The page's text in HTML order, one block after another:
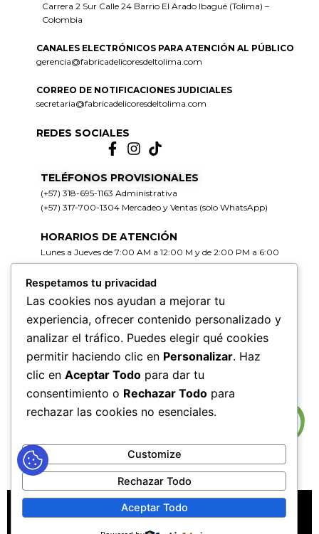
Carrera 2 Sur Calle 24 Barrio El Arado Ibagué (Tolima) –
Colombia
CANALES ELECTRÓNICOS PARA ATENCIÓN AL PÚBLICO
gerencia@fabricadelicoresdeltolima.com
CORREO DE NOTIFICACIONES JUDICIALES
secretaria@fabricadelicoresdeltolima.com
REDES SOCIALES
TELÉFONOS PROVISIONALES
(+57) 318-695-1163 Administrativa
(+57) 317-700-1304 Mercadeo y Ventas (solo WhatsApp)
HORARIOS DE ATENCIÓN
Lunes a Jueves de 7:00 AM a 12:00 M y de 2:00 PM a 6:00
PM
Viernes de 7:00 AM a 12:00 M y de 2:00 PM a 5:00 PM
HORARIOS DE RADICACIÓN DE
CORRESPONDENCIA
Lunes a Jueves de 7:30 AM a 11:30 AM y de 2:00 PM a 5:00
PM
Viernes de 7:30 AM a 11:30 PM y de 2:00 PM a 4:00 PM
MAPA DEL SITIOPOLÍTICAS DE PRIVACIDAD
Respetamos tu privacidad
Las cookies nos ayudan a mejorar tu
experiencia, ofrecer contenido personalizado y
analizar el tráfico. Puedes elegir qué cookies
permitir haciendo clic en Personalizar. Haz
clic en Aceptar Todo para dar tu
consentimiento o Rechazar Todo para
rechazar las cookies no esenciales.
Customize
Rechazar Todo
Aceptar Todo